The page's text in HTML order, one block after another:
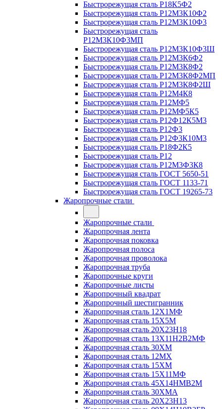
Быстрорежущая сталь Р18К5Ф2
Быстрорежущая сталь Р12М3К10Ф2
Быстрорежущая сталь Р12М3К10Ф3
Быстрорежущая сталь
Р12М3К10Ф3МП
Быстрорежущая сталь Р12М3К10Ф3Ш
Быстрорежущая сталь Р12М3К6Ф2
Быстрорежущая сталь Р12М3К8Ф2
Быстрорежущая сталь Р12М3К8Ф2МП
Быстрорежущая сталь Р12М3К8Ф2Ш
Быстрорежущая сталь Р12М4К8
Быстрорежущая сталь Р12МФ5
Быстрорежущая сталь Р12МФ5К5
Быстрорежущая сталь Р12Ф12К5М3
Быстрорежущая сталь Р12Ф3
Быстрорежущая сталь Р12Ф3К10М3
Быстрорежущая сталь Р18Ф2К5
Быстрорежущая сталь Р12
Быстрорежущая сталь Р12М3Ф3К8
Быстрорежущая сталь ГОСТ 5650-51
Быстрорежущая сталь ГОСТ 1133-71
Быстрорежущая сталь ГОСТ 19265-73
Жаропрочные стали
Жаропрочные стали
Жаропрочная лента
Жаропрочная поковка
Жаропрочная полоса
Жаропрочная проволока
Жаропрочная труба
Жаропрочные круги
Жаропрочные листы
Жаропрочный квадрат
Жаропрочный шестигранник
Жаропрочная сталь 12Х1МФ
Жаропрочная сталь 15Х5М
Жаропрочная сталь 20Х23Н18
Жаропрочная сталь 13Х11Н2В2МФ
Жаропрочная сталь 30ХМ
Жаропрочная сталь 12МХ
Жаропрочная сталь 15ХМ
Жаропрочная сталь 15Х11МФ
Жаропрочная сталь 45Х14НМВ2М
Жаропрочная сталь 30ХМА
Жаропрочная сталь 20Х23Н13